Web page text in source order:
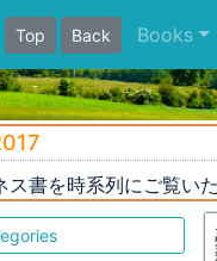
Top Back Books
書を時系列にご覧いた